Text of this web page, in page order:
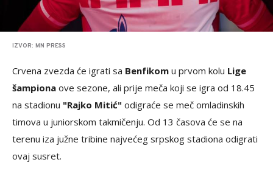
IZVOR: MN PRESS
Crvena zvezda će igrati sa Benfikom u prvom kolu Lige
šampiona ove sezone, ali prije meča koji se igra od 18.45
na stadionu "Rajko Mitić" odigraće se meč omladinskih
timova u juniorskom takmičenju. Od 13 časova će se na
terenu iza južne tribine najvećeg srpskog stadiona odigrati
ovaj susret.